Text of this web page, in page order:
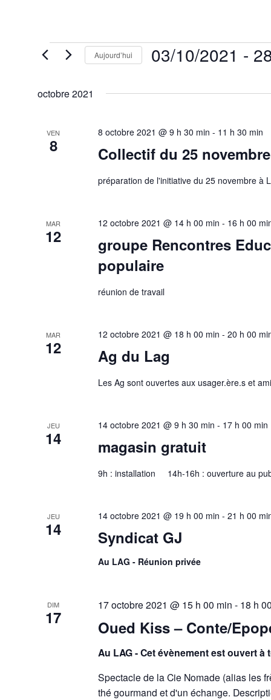
Évènements Aujourd’hui 03/10/2021 -
date.
octobre 2021
VEN
8 Collectif du 25 novembre
8 octobre 2021 @ 9 h 30 min - 11 h 30 min
préparation de l'initiative du 25 novembre à
MAR
12
groupe Rencontres
populaire
12 octobre 2021 @ 14 h 00 min - 16 h 00
réunion de travail
MAR
12 Ag du Lag
12 octobre 2021 @ 18 h 00 min -20 h 00
Les Ag sont ouvertes aux usager.ère.s et
JEU
14 magasin gratuit
14 octobre 2021 @ 9 h 30 min - 17 h 00 min
9h : installation 14h-16h : ouverture au
JEU
14 Syndicat GJ
14 octobre 2021 @ 19 h 00 min -21 h 00
Au LAG - Réunion privée
DIM
17 Oued Kiss – Conte/
17 octobre 2021 @ 15 h 00 min - 18 h
Au LAG - Cet évènement est ouvert à
Spectacle de la Cie Nomade (alias les
thé gourmand et d'un échange.